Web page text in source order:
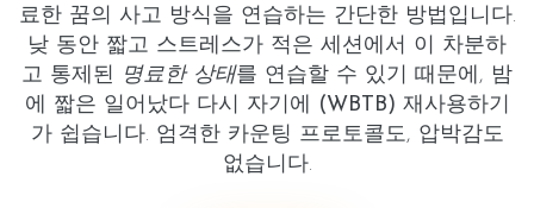
료한 꿈의 사고 방식을 연습하는 간단한 방법입니다.
낮 동안 짧고 스트레스가 적은 세션에서 이 차분하
고 통제된 명료한 상태를 연습할 수 있기 때문에, 밤
에 짧은 일어났다 다시 자기에 (WBTB) 재사용하기
가 쉽습니다. 엄격한 카운팅 프로토콜도, 압박감도
없습니다.